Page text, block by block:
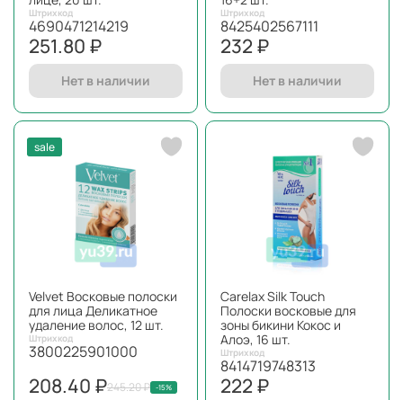
Штрихкод
4690471214219
251.80 ₽
Нет в наличии
Штрихкод
8425402567111
232 ₽
Нет в наличии
sale
Velvet Восковые полоски
для лица Деликатное
удаление волос, 12 шт.
Штрихкод
3800225901000
208.40 ₽245.20 ₽ -15%
Carelax Silk Touch
Полоски восковые для
зоны бикини Кокос и
Алоэ, 16 шт.
Штрихкод
8414719748313
222 ₽